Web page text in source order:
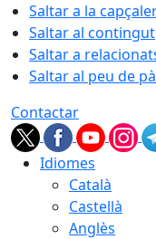
Saltar a la
Saltar al contingut
Saltar a
Saltar al peu de
Contactar
Idiomes
Català
Castellà
Anglès